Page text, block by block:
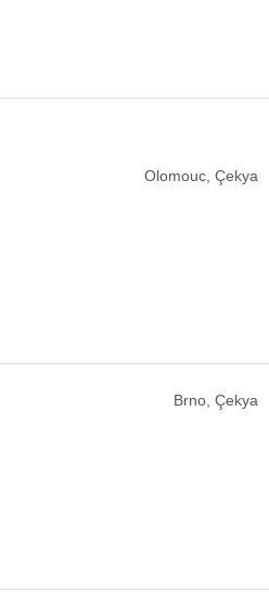
Olomouc, Çekya
Brno, Çekya